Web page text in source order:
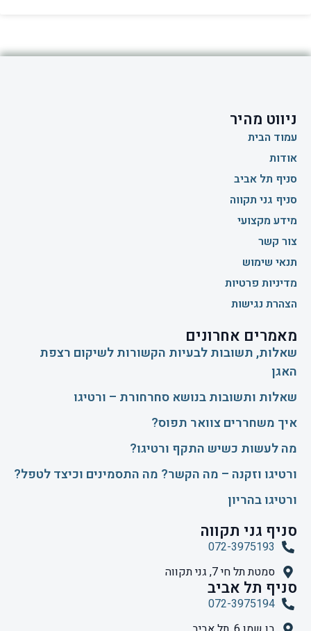
ניווט מהיר
עמוד הבית
אודות
סניף תל אביב
סניף גני תקווה
מידע מקצועי
צור קשר
תנאי שימוש
מדיניות פרטיות
הצהרת נגישות
מאמרים אחרונים
שאלות, תשובות לבעיות הקשורות לשיקום רצפת
האגן
שאלות ותשובות בנושא סחרחורת – ורטיגו
איך משחררים צוואר תפוס?
​מה לעשות כשיש התקף ורטיגו?
ורטיגו וזקנה – מה הקשר? מה התסמינים וכיצד לטפל?
ורטיגו בהריון
סניף גני תקווה
072-3975193
סמטת תל חי 7, גני תקווה
סניף תל אביב
072-3975194